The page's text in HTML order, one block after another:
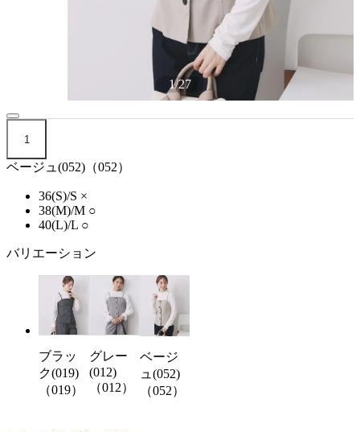
1/27
1
ベージュ(052)（052）
36(S)/S ×
38(M)/M ○
40(L)/L ○
バリエーション
ブラッ
ク(019)
（019）
グレー
(012)
（012）
ベージ
ュ(052)
（052）